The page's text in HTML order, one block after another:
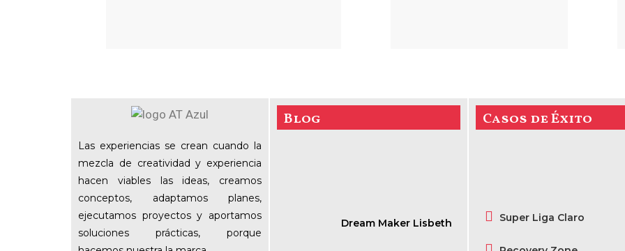
Las experiencias se crean cuando la
mezcla de creatividad y experiencia
hacen viables las ideas, creamos
conceptos, adaptamos planes,
ejecutamos proyectos y aportamos
soluciones prácticas, porque
Blog
Dream Maker Lisbeth
Casos de Éxito
Super Liga Claro